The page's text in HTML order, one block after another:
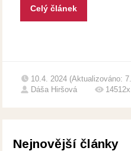
Celý článek
10.4. 2024 (Aktualizováno:
Dáša Hiršová
14512x
Nejnovější články